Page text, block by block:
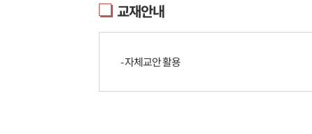
교재안내
- 자체교안 활용